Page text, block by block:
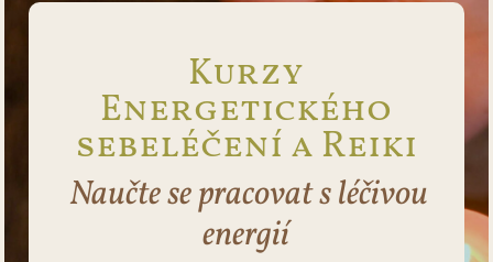
Kurzy
Energetického
sebeléčení a Reiki
Naučte se pracovat s léčivou
energií